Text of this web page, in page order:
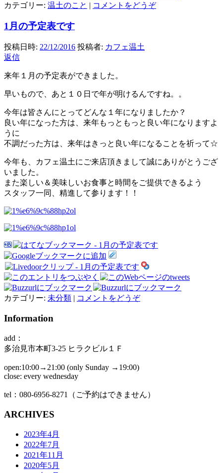
カテゴリー: 温土のこと | コメントをどうぞ
1月の予定表です
投稿日時: 22/12/2016 投稿者: カフェ温土
返信
来年１月の予定表ができました。
早いもので、あと１０日で年が明けるんですね。。
今年は皆さんにとってどんな１年になりましたか？
良い年になった方は、来年もっともっと良い年になりますよ
うに
不調だった方は、来年はきっと良い年になることを祈って☆
今年も、カフェ温土にご来店頂きまして誠にありがとうござ
いました。
また楽しい＆美味しいお食事と時間をご提供できるよう
スタッフ一同、精進して参ります！！
カテゴリー: 未分類 | コメントをどうぞ
Information
add：
多治見市本町3-25 ヒラクビル１Ｆ
open:10:00→21:00 (only Sunday →19:00)
close: every wednesday
tel：080-6956-8271（ご予約はできません）
ARCHIVES
2023年4月
2022年7月
2021年11月
2020年5月